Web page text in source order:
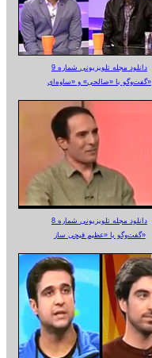
دانلود مجله تلویزیونی شماره 9
گفت‌وگو با «صالحی» و «ساوه‌ای»
دانلود مجله تلویزیونی شماره 8
گفت‌وگو با «عظیم قیچی ساز»